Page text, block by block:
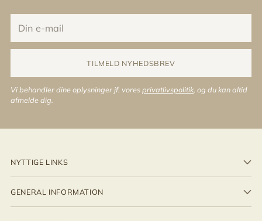
e-
mail
TILMELD NYHEDSBREV
Vi behandler dine oplysninger jf. voresprivatlivspolitik , og du kan altid
afmelde dig.
NYTTIGE LINKS
GENERAL INFORMATION